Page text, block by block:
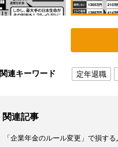
関連キーワード 定年退職
関連記事
「企業年金のルール変更」で損す